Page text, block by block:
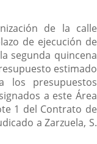
de la calle
de ejecución de
segunda quincena
estimado
los presupuestos
a este Área
1 del Contrato de
a Zarzuela, S.